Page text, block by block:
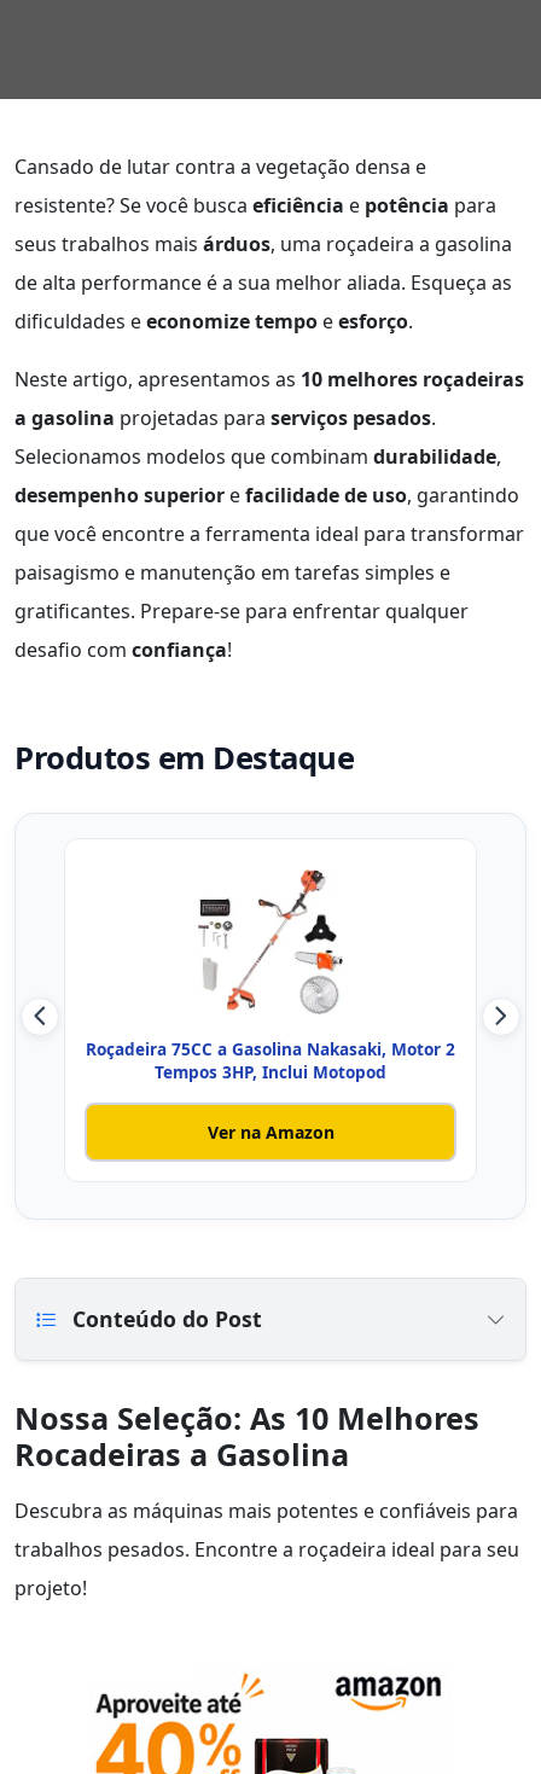
Cansado de lutar contra a vegetação densa e
resistente? Se você busca eficiência e potência para
seus trabalhos mais árduos, uma roçadeira a gasolina
de alta performance é a sua melhor aliada. Esqueça as
dificuldades eeconomize tempo eesforço.
Neste artigo, apresentamos as 10 melhores roçadeiras
a gasolina projetadas para serviços pesados.
Selecionamos modelos que combinam durabilidade,
desempenho superior efacilidade de uso, garantindo
que você encontre a ferramenta ideal para transformar
paisagismo e manutenção em tarefas simples e
gratificantes. Prepare-se para enfrentar qualquer
desafio com confiança!
Produtos em Destaque
Roçadeira 75CC a Gasolina Nakasaki, Motor 2
Tempos 3HP, Inclui Motopod
Ver na Amazon
Conteúdo do Post
Nossa Seleção: As 10 Melhores
Rocadeiras a Gasolina
Descubra as máquinas mais potentes e confiáveis para
trabalhos pesados. Encontre a roçadeira ideal para seu
projeto!